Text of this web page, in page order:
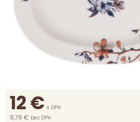
12€ s DPH
9,76 € bez DPH